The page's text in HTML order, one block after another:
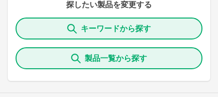
探したい製品を変更する
キーワードから探す
製品一覧から探す